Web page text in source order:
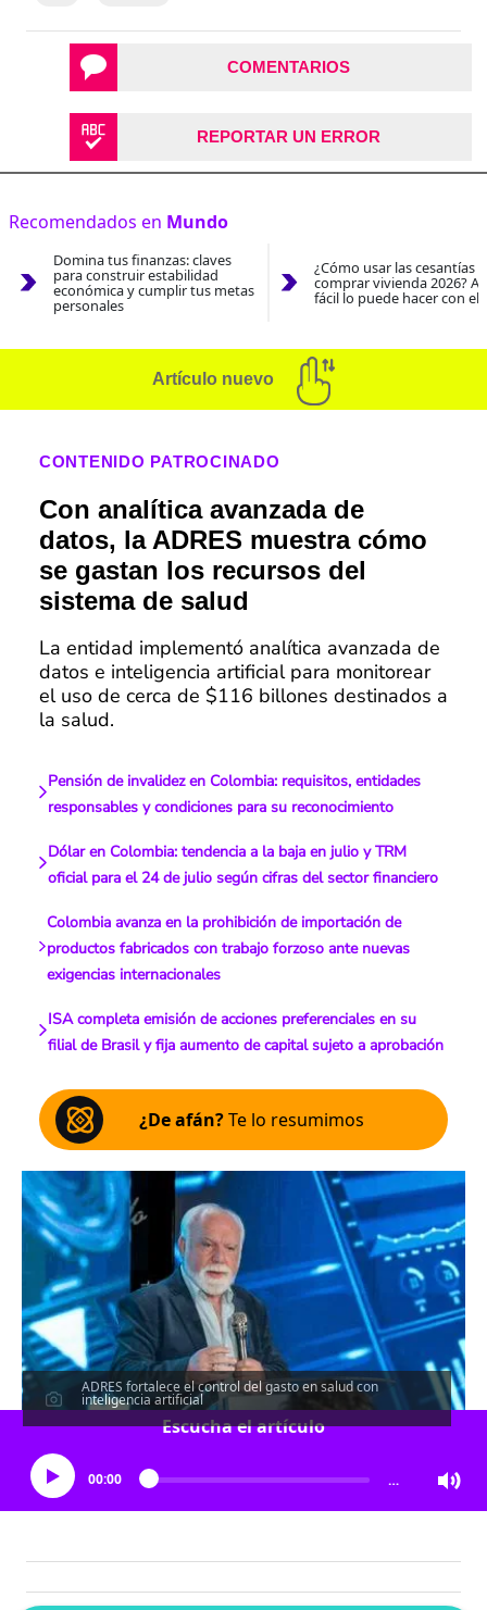
COMENTARIOS
REPORTAR UN ERROR
Recomendados en Mundo
Domina tus finanzas: claves
para construir estabilidad
económica y cumplir tus metas
personales
¿Cómo usar las cesantías
comprar vivienda 2026?
fácil lo puede hacer con el
Artículo nuevo
CONTENIDO PATROCINADO
Con analítica avanzada de
datos, la ADRES muestra cómo
se gastan los recursos del
sistema de salud
La entidad implementó analítica avanzada de
datos e inteligencia artificial para monitorear
el uso de cerca de $116 billones destinados a
la salud.
Pensión de invalidez en Colombia: requisitos, entidades
responsables y condiciones para su reconocimiento
Dólar en Colombia: tendencia a la baja en julio y TRM
oficial para el 24 de julio según cifras del sector financiero
Colombia avanza en la prohibición de importación de
productos fabricados con trabajo forzoso ante nuevas
exigencias internacionales
ISA completa emisión de acciones preferenciales en su
filial de Brasil y fija aumento de capital sujeto a aprobación
¿De afán?Te lo resumimos
ADRES fortalece el control del gasto en salud con
inteligencia artificial
Escucha el artículo
00:00 …